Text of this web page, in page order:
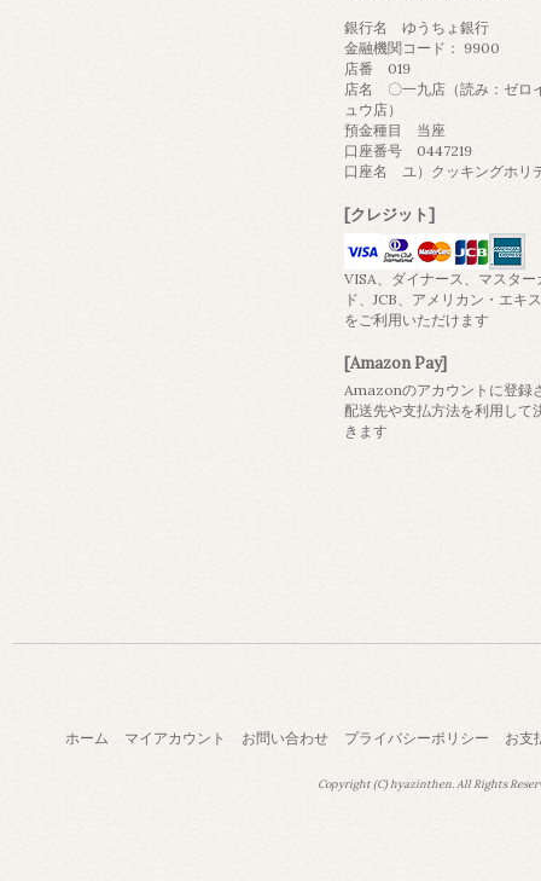
銀行名 ゆうちょ銀行
金融機関コード： 9900
店番 019
店名 〇一九店（読み：ゼロ
ュウ店）
預金種目 当座
口座番号 0447219
口座名 ユ）クッキングホリ
[クレジット]
VISA、ダイナース、マスター
ド、JCB、アメリカン・エキ
をご利用いただけます
[Amazon Pay]
Amazonのアカウントに登録
配送先や支払方法を利用して
きます
ホーム マイアカウント お問い合わせ プライバシーポリシー お支
Copyright (C) hyazinthen. All Rights